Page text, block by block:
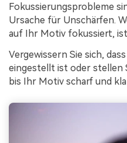
Fokussierungsprobleme
Ursache für Unschärfen.
auf Ihr Motiv fokussiert,
Vergewissern Sie sich,
eingestellt ist oder stellen
bis Ihr Motiv scharf und